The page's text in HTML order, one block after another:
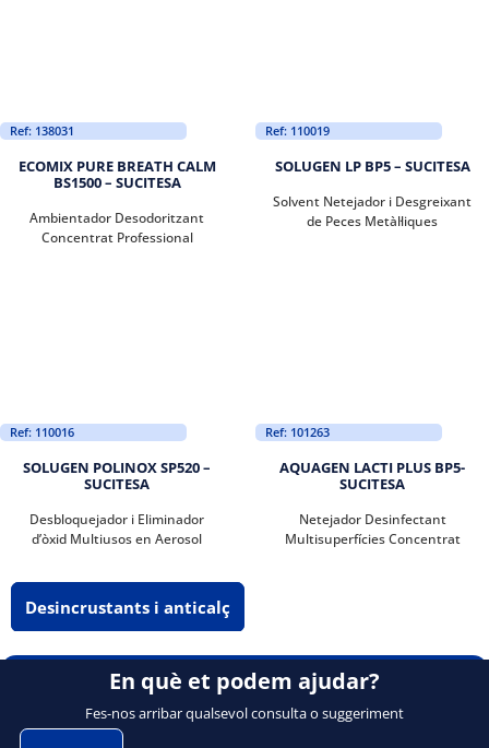
Ref: 138031
ECOMIX PURE BREATH CALM
BS1500 – SUCITESA
Ambientador Desodoritzant
Concentrat Professional
Ref: 110019
SOLUGEN LP BP5 – SUCITESA
Solvent Netejador i Desgreixant
de Peces Metàl·liques
Ref: 110016
SOLUGEN POLINOX SP520 –
SUCITESA
Desbloquejador i Eliminador
d’òxid Multiusos en Aerosol
Ref: 101263
AQUAGEN LACTI PLUS BP5-
SUCITESA
Netejador Desinfectant
Multisuperfícies Concentrat
Desincrustants i anticalç
En què et podem ajudar?
Fes-nos arribar qualsevol consulta o suggeriment